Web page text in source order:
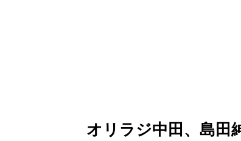
オリラジ中田、島田